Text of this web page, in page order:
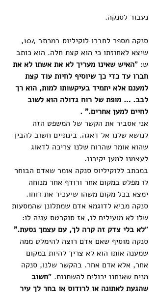
נעבור לסנקה.
סנקה מספר לחברו לוקיליוס במכתב 104,
שיצא לאחוזתו כי הוא קצת חלה. הוא כותב
ש: "האיש שאינו מעריך לא את אשתו לא את
חברו עד כדי כך שיוסיף לחיות עוד קצת
למענם אלא יתמיד בעיקשותו למות, הוא רך
לבב. … מופת של רוח גדולה הוא לשוב
לחיים למען אחרים." .
אני אסביר את הקשר של המשפט הזה
לנושא שלנו אל דאגה. בינתיים חשוב להבין
שהוא אומר שהרוח שלנו צריכה לדאוג
לעצמנו למען יקירנו.
במכתב ללוקיליוס סנקה אומר שאדם הבוחר
לו מפלט במקום אחר ורודף אחר מנוחה
ימצא בכל מקום משהו שיעכיר את רוחו.
סנקה מביא לדוגמא אדם שמתלונן שהמסעות
שלו לא מועילים לו, אז סוקרטס עונה לו:
"לא בלי צדק זה קרה לך, עם עצמך נסעת."
סנקה מוסיף שאם אדם רוצה להימלט ממה
שמענה אותו הוא לא צריך להיות במקום
אחר, אלא אדם אחר. בהקשר שלנו, סנקה
מניח שאנחנו יכולים להשתנות. "חשוב
שהגעת לאתונה או לרודוס או בחר לך עיר